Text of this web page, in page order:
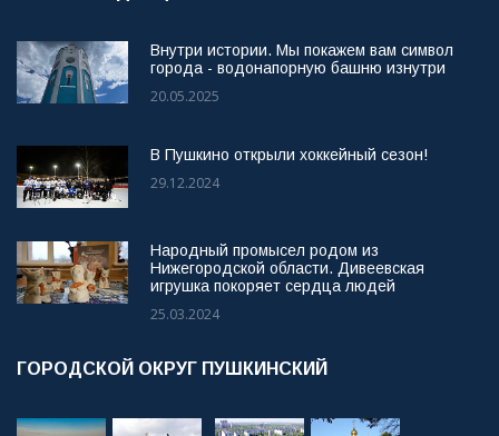
Внутри истории. Мы покажем вам символ
города - водонапорную башню изнутри
20.05.2025
В Пушкино открыли хоккейный сезон!
29.12.2024
Народный промысел родом из
Нижегородской области. Дивеевская
игрушка покоряет сердца людей
25.03.2024
ГОРОДСКОЙ ОКРУГ ПУШКИНСКИЙ